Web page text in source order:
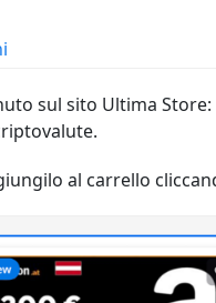
sul sito Ultima
al carrello